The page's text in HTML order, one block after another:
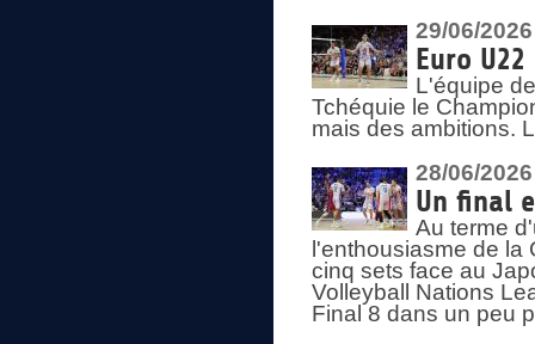
29/06/2026
Euro
L'équipe
Tchéquie le
mais des ambitions.
28/06/2026
Un final
Au terme
l'enthousiasme de
cinq sets face au
Volleyball Nations
Final 8 dans un peu